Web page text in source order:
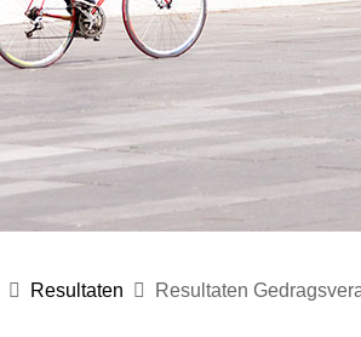
Resultaten Resultaten